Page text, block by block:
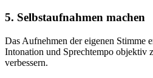
5. Selbstaufnahmen machen
Das Aufnehmen der eigenen Stimme
Intonation und Sprechtempo objektiv
verbessern.